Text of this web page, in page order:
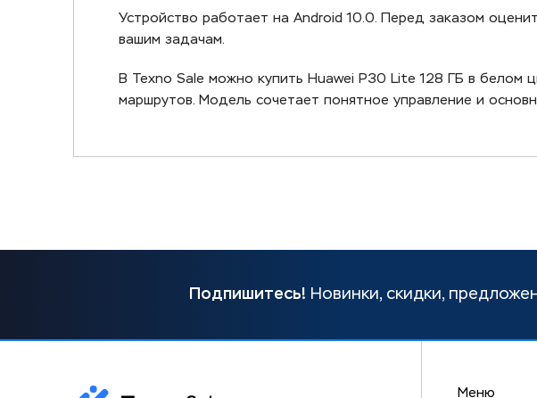
Устройство работает на Android 10.0. Перед заказом
вашим задачам.
В Texno Sale можно купить Huawei P30 Lite 128 ГБ в белом
маршрутов. Модель сочетает понятное управление и
Подпишитесь! Новинки, скидки,
Меню